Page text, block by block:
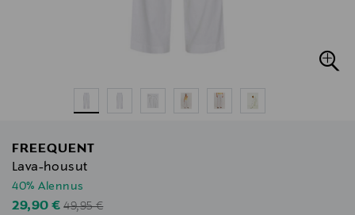
FREEQUENT
Lava-housut
40% Alennus
Discounted Price
29,90 €Original Price
49,95 €